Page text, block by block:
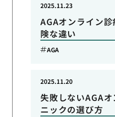
AGAオンライン
険な違い
2025.11.23
AGA
失敗しないAGA
ニックの選び方
2025.11.20